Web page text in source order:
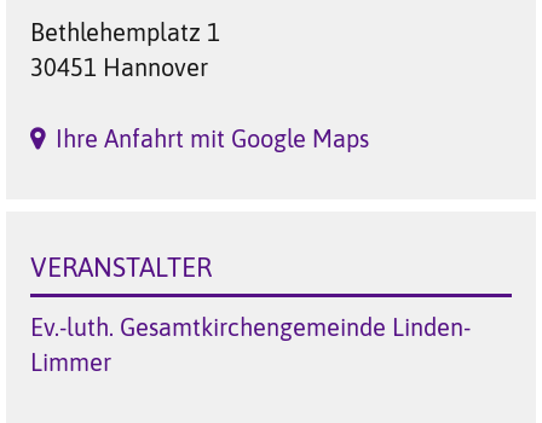
Bethlehemplatz 1
30451 Hannover
Ihre Anfahrt mit Google Maps
VERANSTALTER
Ev.-luth. Gesamtkirchengemeinde Linden-
Limmer